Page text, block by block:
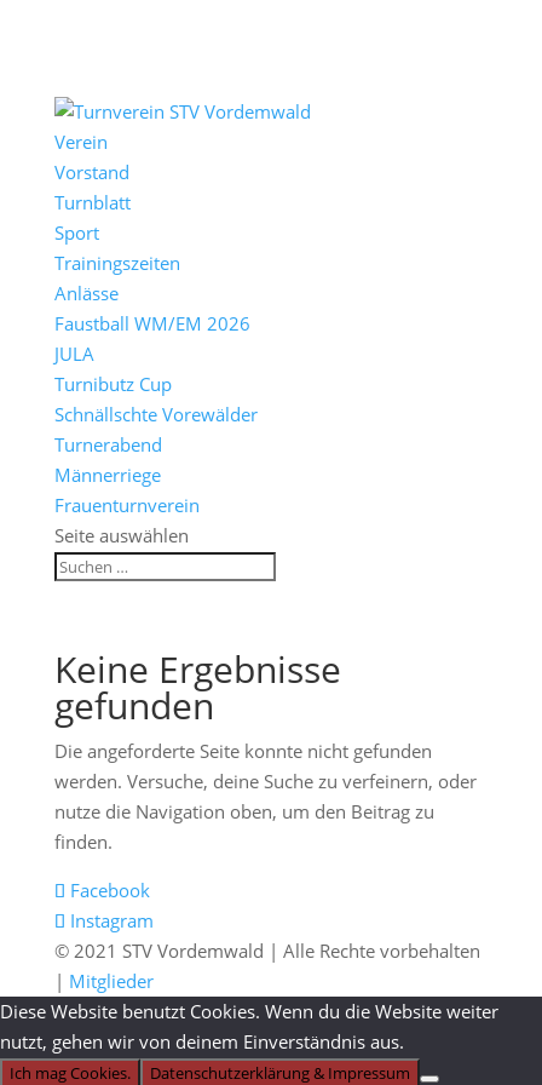
Verein
Vorstand
Turnblatt
Sport
Trainingszeiten
Anlässe
Faustball WM/EM 2026
JULA
Turnibutz Cup
Schnällschte Vorewälder
Turnerabend
Männerriege
Frauenturnverein
Seite auswählen
Keine Ergebnisse
gefunden
Die angeforderte Seite konnte nicht gefunden
werden. Versuche, deine Suche zu verfeinern, oder
nutze die Navigation oben, um den Beitrag zu
finden.
Facebook
Instagram
© 2021 STV Vordemwald | Alle Rechte vorbehalten
| Mitglieder
Diese Website benutzt Cookies. Wenn du die Website weiter
nutzt, gehen wir von deinem Einverständnis aus.
Ich mag Cookies. Datenschutzerklärung & Impressum